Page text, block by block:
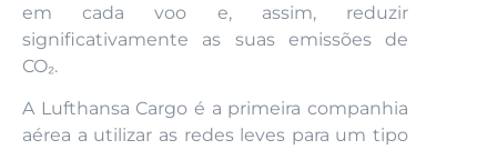
em cada voo e, assim, reduzir
significativamente as suas emissões de
CO₂.
A Lufthansa Cargo é a primeira companhia
aérea a utilizar as redes leves para um tipo